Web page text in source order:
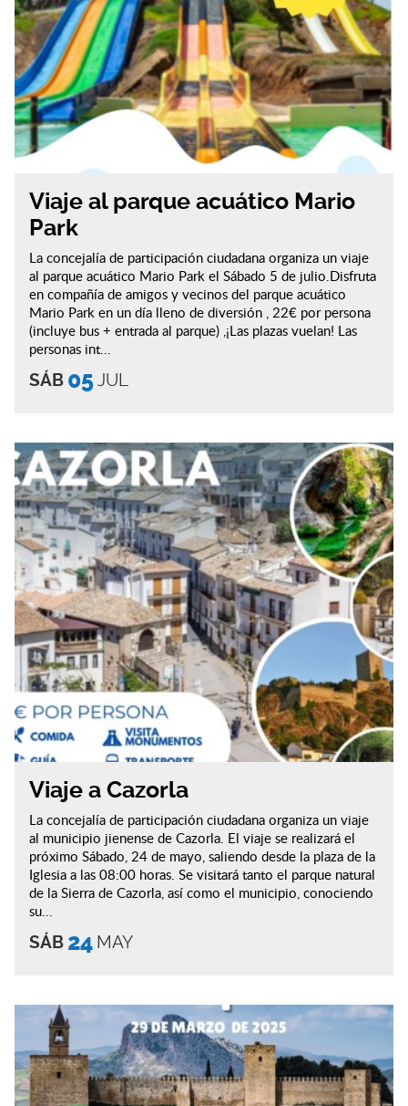
Viaje al parque acuático Mario
Park
La concejalía de participación ciudadana organiza un viaje
al parque acuático Mario Park el Sábado 5 de julio.Disfruta
en compañía de amigos y vecinos del parque acuático
Mario Park en un día lleno de diversión , 22€ por persona
(incluye bus + entrada al parque) ,¡Las plazas vuelan! Las
personas int...
SÁB 05JUL
Viaje a Cazorla
La concejalía de participación ciudadana organiza un viaje
al municipio jienense de Cazorla. El viaje se realizará el
próximo Sábado, 24 de mayo, saliendo desde la plaza de la
Iglesia a las 08:00 horas. Se visitará tanto el parque natural
de la Sierra de Cazorla, así como el municipio, conociendo
su...
SÁB 24 MAY